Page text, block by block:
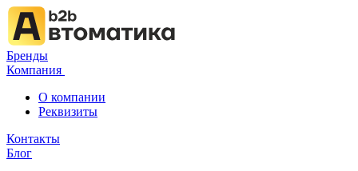
Бренды
Компания
О компании
Реквизиты
Контакты
Блог